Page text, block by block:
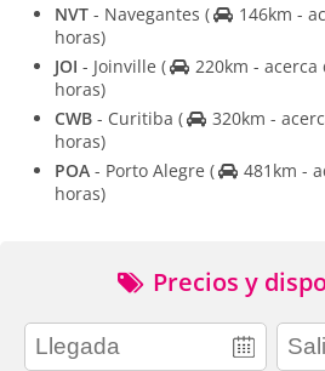
NVT - Navegantes (
146km -
horas)
JOI - Joinville (
220km -
horas)
CWB - Curitiba (
320km -
horas)
POA - Porto Alegre (
481km -
horas)
Precios y